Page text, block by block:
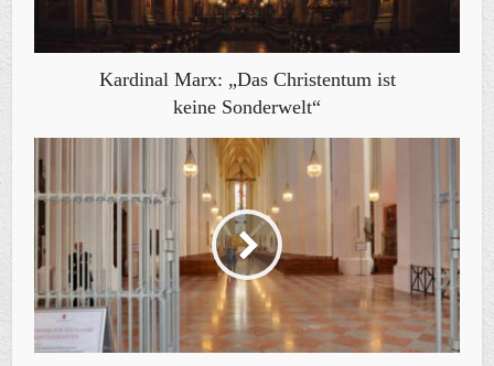
Kardinal Marx: „Das Christentum ist
keine Sonderwelt“